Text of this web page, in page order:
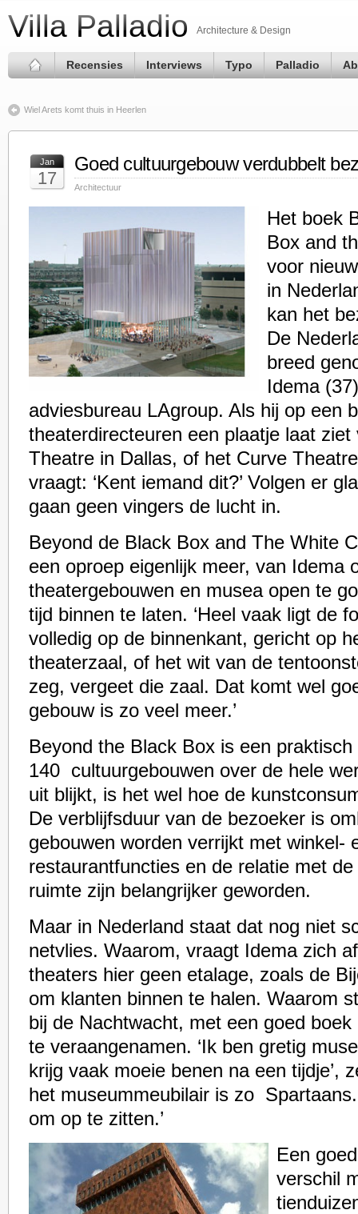
Villa Palladio Architecture & Design
Recensies Interviews Typo Palladio
Wiel Arets komt thuis in Heerlen
Jan
17
Goed cultuurgebouw verdubbelt
Architectuur
Het boek
Box and
voor
in
kan het
De
breed
Idema
adviesbureau LAgroup. Als hij op een
theaterdirecteuren een plaatje laat
Theatre in Dallas, of het Curve
vraagt: ‘Kent iemand dit?’ Volgen er
gaan geen vingers de lucht in.
Beyond de Black Box and The White
een oproep eigenlijk meer, van Idema
theatergebouwen en musea open te
tijd binnen te laten. ‘Heel vaak ligt de
volledig op de binnenkant, gericht op
theaterzaal, of het wit van de
zeg, vergeet die zaal. Dat komt wel
gebouw is zo veel meer.’
Beyond the Black Box is een praktisch
140 cultuurgebouwen over de hele
uit blijkt, is het wel hoe de
De verblijfsduur van de bezoeker is
gebouwen worden verrijkt met winkel-
restaurantfuncties en de relatie met
ruimte zijn belangrijker geworden.
Maar in Nederland staat dat nog niet
netvlies. Waarom, vraagt Idema zich
theaters hier geen etalage, zoals de
om klanten binnen te halen. Waarom
bij de Nachtwacht, met een goed
te veraangenamen. ‘Ik ben gretig
krijg vaak moeie benen na een tijdje’,
het museummeubilair is zo
om op te zitten.’
Een
verschil